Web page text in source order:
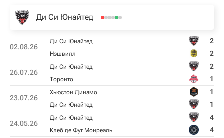
Ди Си Юнайтед
02.08.26
Ди Си Юнайтед 2
Нэшвилл 2
26.07.26
Ди Си Юнайтед 2
Торонто 1
23.07.26
Хьюстон Динамо 1
Ди Си Юнайтед 1
24.05.26
Ди Си Юнайтед 4
Клеб де Фут Монреаль 4